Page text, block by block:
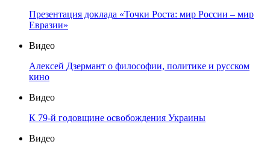
Презентация доклада «Точки Роста: мир России – мир
Евразии»
Видео
Алексей Дзермант о философии, политике и русском
кино
Видео
К 79-й годовщине освобождения Украины
Видео